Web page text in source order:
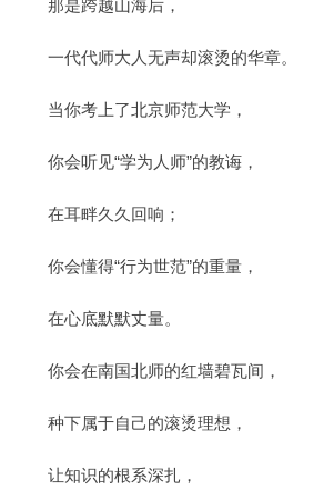
那是跨越山海后，
一代代师大人无声却滚烫的华章。
当你考上了北京师范大学，
你会听见“学为人师”的教诲，
在耳畔久久回响；
你会懂得“行为世范”的重量，
在心底默默丈量。
你会在南国北师的红墙碧瓦间，
种下属于自己的滚烫理想，
让知识的根系深扎，